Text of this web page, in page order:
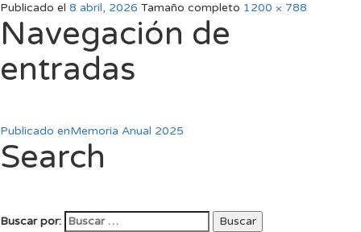
Publicado el 8 abril, 2026 Tamaño completo 1200 × 788
Navegación de
entradas
Publicado enMemoria Anual 2025
Search
Buscar por: Buscar